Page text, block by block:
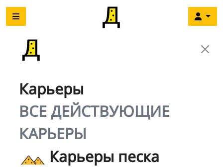
Карьеры
ВСЕ ДЕЙСТВУЮЩИЕ
КАРЬЕРЫ
Карьеры песка